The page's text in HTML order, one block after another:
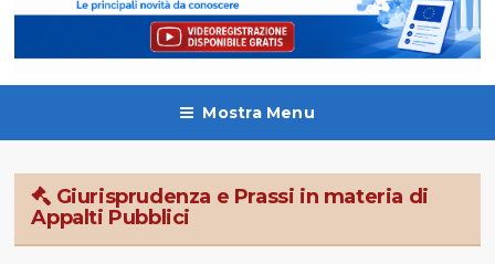
Mostra Menu
Giurisprudenza e Prassi in materia di
Appalti Pubblici